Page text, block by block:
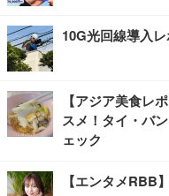
10G光回線導入
【アジア美食レ
スメ！タイ・バ
ェック
【エンタメRBB